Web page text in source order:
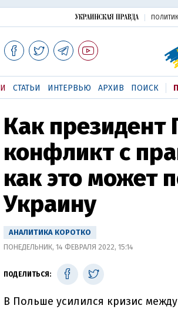
СТАТЬИ ИНТЕРВЬЮ АРХИВ ПОИСК
Как президент
конфликт с
как это может
Украину
АНАЛИТИКА КОРОТКО
ПОНЕДЕЛЬНИК, 14 ФЕВРАЛЯ 2022, 15:14
ПОДЕЛИТЬСЯ:
В Польше усилился кризис